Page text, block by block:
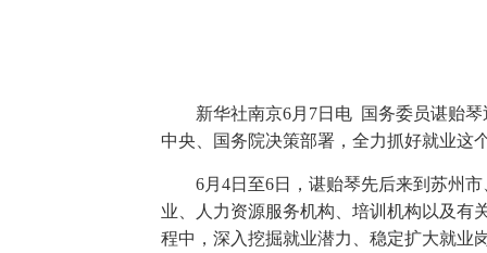
新华社南京6月7日电 国务委员谌贻
中央、国务院决策部署，全力抓好就业这
6月4日至6日，谌贻琴先后来到苏州
业、人力资源服务机构、培训机构以及有
程中，深入挖掘就业潜力、稳定扩大就业